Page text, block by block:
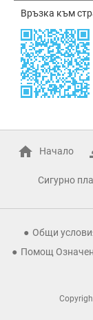
Връзка към
Начало
Сигурно
Общи
Помощ